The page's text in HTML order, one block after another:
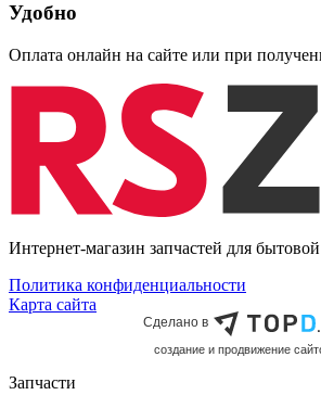
Удобно
Оплата онлайн на сайте или при
Интернет-магазин запчастей для
Политика конфиденциальности
Карта сайта
Сделано в
cоздание и продвижение
Запчасти